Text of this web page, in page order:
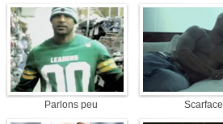
Parlons peu Scarface